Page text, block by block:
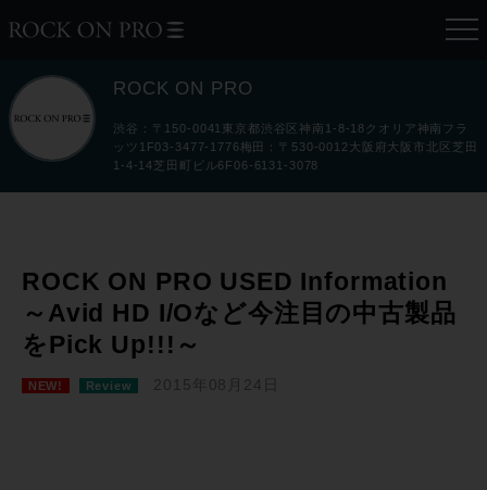
ROCK ON PRO
渋谷：〒150-0041東京都渋谷区神南1-8-18クオリア神南フラ
ッツ1F03-3477-1776梅田：〒530-0012大阪府大阪市北区芝田
1-4-14芝田町ビル6F06-6131-3078
ROCK ON PRO USED Information
～Avid HD I/Oなど今注目の中古製品
をPick Up!!!～
NEW! Review 2015年08月24日